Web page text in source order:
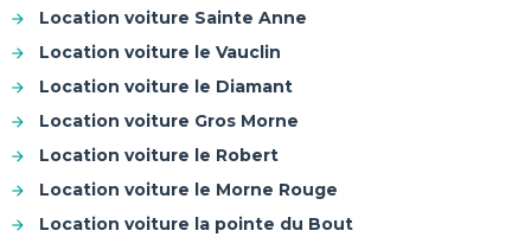
Location voiture Sainte Anne
Location voiture le Vauclin
Location voiture le Diamant
Location voiture Gros Morne
Location voiture le Robert
Location voiture le Morne Rouge
Location voiture la pointe du Bout